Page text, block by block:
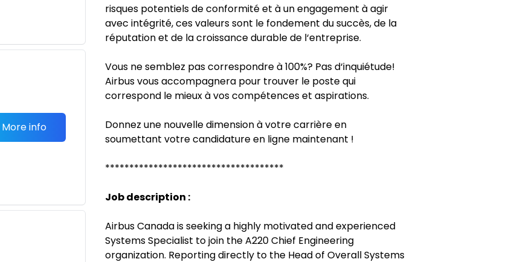
More info
risques potentiels de conformité et à un engagement à agir
avec intégrité, ces valeurs sont le fondement du succès, de la
réputation et de la croissance durable de l‘entreprise.
Vous ne semblez pas correspondre à 100%? Pas d‘inquiétude!
Airbus vous accompagnera pour trouver le poste qui
correspond le mieux à vos compétences et aspirations.
Donnez une nouvelle dimension à votre carrière en
soumettant votre candidature en ligne maintenant !
*************************************
Job description :
Airbus Canada is seeking a highly motivated and experienced
Systems Specialist to join the A220 Chief Engineering
organization. Reporting directly to the Head of Overall Systems